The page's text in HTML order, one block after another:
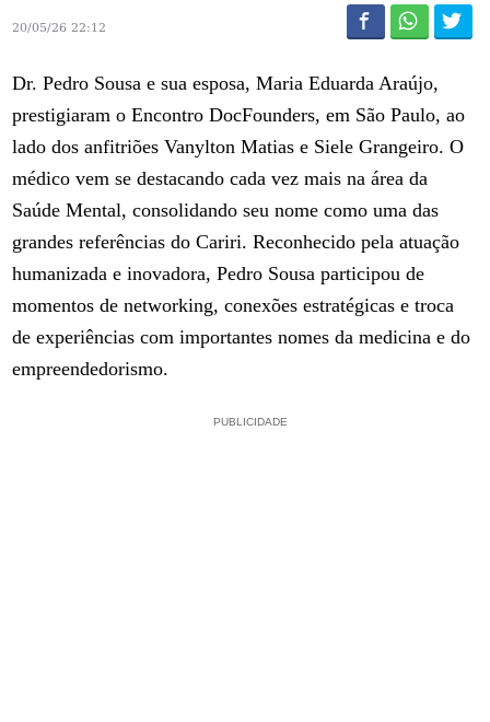
20/05/26 22:12
Dr. Pedro Sousa e sua esposa, Maria Eduarda Araújo,
prestigiaram o Encontro DocFounders, em São Paulo, ao
lado dos anfitriões Vanylton Matias e Siele Grangeiro. O
médico vem se destacando cada vez mais na área da
Saúde Mental, consolidando seu nome como uma das
grandes referências do Cariri. Reconhecido pela atuação
humanizada e inovadora, Pedro Sousa participou de
momentos de networking, conexões estratégicas e troca
de experiências com importantes nomes da medicina e do
empreendedorismo.
PUBLICIDADE